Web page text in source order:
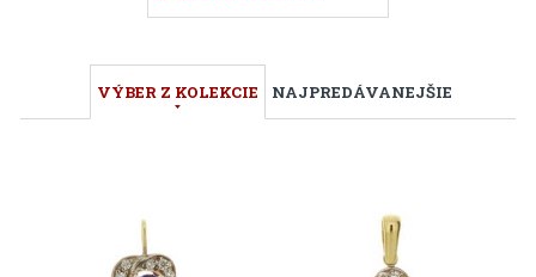
VÝBER Z KOLEKCIE NAJPREDÁVANEJŠIE